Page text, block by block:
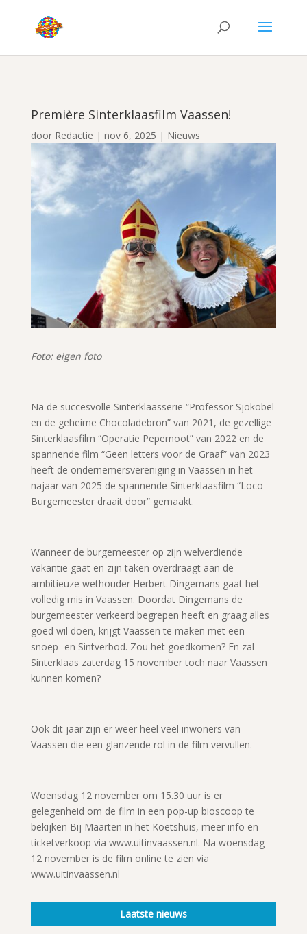
Première Sinterklaasfilm Vaassen!
door Redactie | nov 6, 2025 | Nieuws
Foto: eigen foto
Na de succesvolle Sinterklaasserie “Professor Sjokobel
en de geheime Chocoladebron” van 2021, de gezellige
Sinterklaasfilm “Operatie Pepernoot” van 2022 en de
spannende film “Geen letters voor de Graaf” van 2023
heeft de ondernemersvereniging in Vaassen in het
najaar van 2025 de spannende Sinterklaasfilm “Loco
Burgemeester draait door” gemaakt.
Wanneer de burgemeester op zijn welverdiende
vakantie gaat en zijn taken overdraagt aan de
ambitieuze wethouder Herbert Dingemans gaat het
volledig mis in Vaassen. Doordat Dingemans de
burgemeester verkeerd begrepen heeft en graag alles
goed wil doen, krijgt Vaassen te maken met een
snoep- en Sintverbod. Zou het goedkomen? En zal
Sinterklaas zaterdag 15 november toch naar Vaassen
kunnen komen?
Ook dit jaar zijn er weer heel veel inwoners van
Vaassen die een glanzende rol in de film vervullen.
Woensdag 12 november om 15.30 uur is er
gelegenheid om de film in een pop-up bioscoop te
bekijken Bij Maarten in het Koetshuis, meer info en
ticketverkoop via www.uitinvaassen.nl. Na woensdag
12 november is de film online te zien via
www.uitinvaassen.nl
Laatste nieuws